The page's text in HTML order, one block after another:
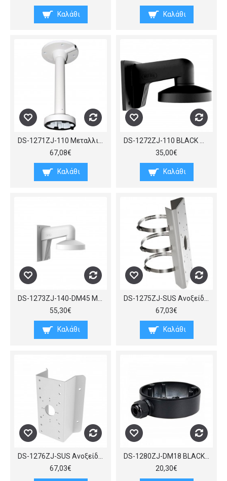
Καλάθι Καλάθι
DS-1271ZJ-110 Μεταλλική βάση, για κρεμαστή τοποθέτηση κάμερας mini dome (π.χ DS-2CE5xxxT-VPIT ή DS-2CD21) σε οροφή
67,08€
Καλάθι
DS-1272ZJ-110 BLACK Μεταλλική βάση τοίχου για Dome κάμερες, διαμέτρου περίπου 110 mm, σε μαύρο χρώμα
35,00€
Καλάθι
55,30€
Καλάθι
67,03€
Καλάθι
67,03€
20,30€